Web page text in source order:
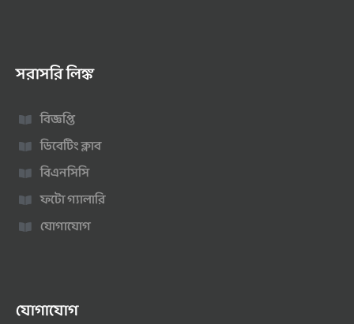
সরাসরি লিঙ্ক
বিজ্ঞপ্তি
ডিবেটিং ক্লাব
বিএনসিসি
ফটো গ্যালারি
যোগাযোগ
যোগাযোগ